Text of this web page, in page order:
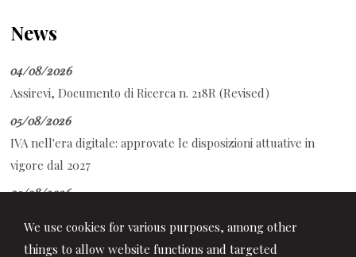
We use cookies for various purposes, among other
things to allow website functions and targeted
News
04/08/2026
Assirevi, Documento di Ricerca n. 218R (Revised)
05/08/2026
IVA nell'era digitale: approvate le disposizioni attuative in
vigore dal 2027
05/08/2026
rinnovo